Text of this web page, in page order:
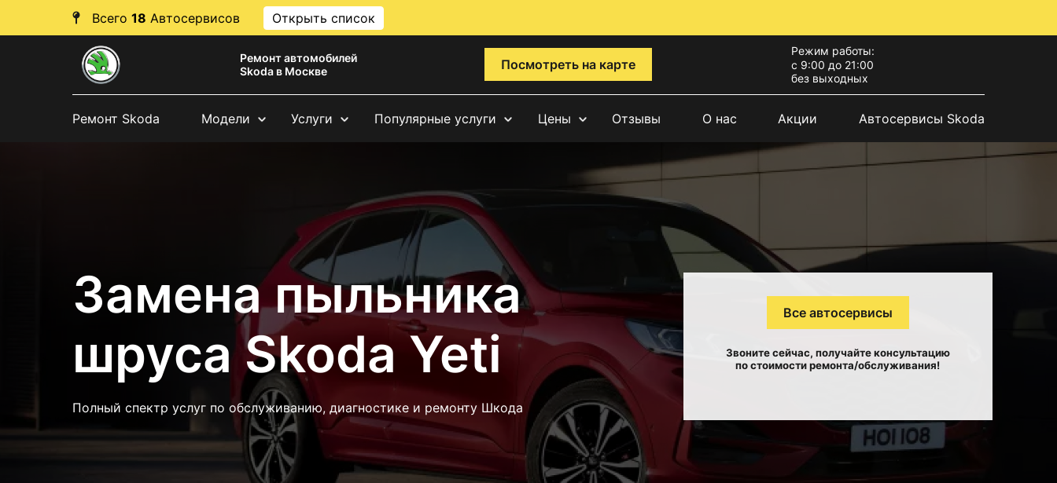
Всего 18 Автосервисов Открыть список
Ремонт автомобилей
Skoda в Москве
Посмотреть на карте
Режим работы:
с 9:00 до 21:00
без выходных
Ремонт Skoda Модели Услуги Популярные услуги Цены Отзывы О нас Акции Автосервисы Skoda
Замена пыльника
шруса Skoda Yeti
Полный спектр услуг по обслуживанию, диагностике и ремонту Шкода
Все автосервисы
Звоните сейчас, получайте консультацию
по стоимости ремонта/обслуживания!